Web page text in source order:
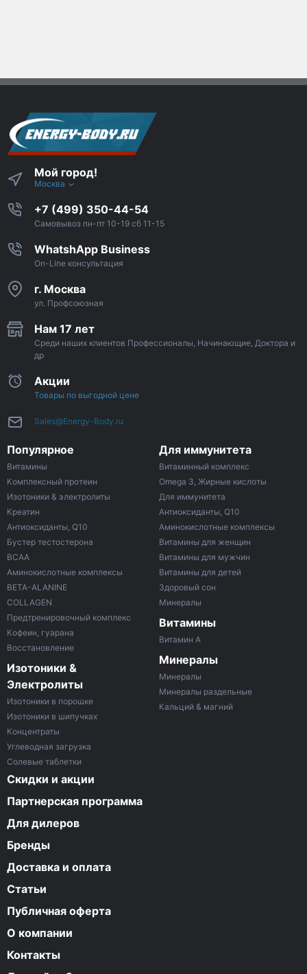
Мой город!
Москва
+7 (499) 350-44-54
Самовывоз пн-пт 10-19 сб 11-15
WhatshApp Business
On-Line консультация
г. Москва
ул. Профсоюзная
Нам 17 лет
Среди наших клиентов Профессионалы, Начинающие, Доктора и
др
Акции
Товары по выгодной цене
Sales@Energy-Body.ru
Популярное
Витамины
Комплексный протеин
Изотоники & электролиты
Креатин
Антиоксиданты, Q10
Бустер тестостерона
ВСАА
Аминокислотные комплексы
BETA-ALANINE
COLLAGEN
Предтренировочный комплекс
Кофеин, гуарана
Восстановление
Изотоники &
Электролиты
Изотоники в порошке
Изотоники в шипучках
Концентраты
Углеводная загрузка
Солевые таблетки
Для иммунитета
Витаминный комплекс
Omega 3, Жирные кислоты
Для иммунитета
Антиоксиданты, Q10
Аминокислотные комплексы
Витамины для женщин
Витамины для мужчин
Витамины для детей
Здоровый сон
Минералы
Витамины
Витамин A
Минералы
Минералы
Минералы раздельные
Кальций & магний
Скидки и акции
Партнерская программа
Для дилеров
Бренды
Доставка и оплата
Статьи
Публичная оферта
О компании
Контакты